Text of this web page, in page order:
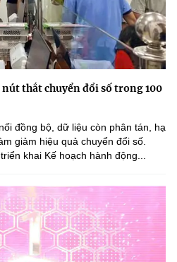
thắt chuyển đổi số trong 100
đồng bộ, dữ liệu còn phân tán, hạ
giảm hiệu quả chuyển đổi số.
khai Kế hoạch hành động...